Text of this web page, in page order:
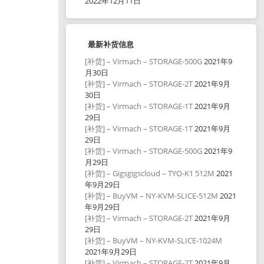
最新补货信息
[补货] – Virmach – STORAGE-500G2021年9
月30日
[补货] – Virmach – STORAGE-2T2021年9月
30日
[补货] – Virmach – STORAGE-1T2021年9月
29日
[补货] – Virmach – STORAGE-1T2021年9月
29日
[补货] – Virmach – STORAGE-500G2021年9
月29日
[补货] – Gigsgigscloud – TYO-K1 512M 2021
年9月29日
[补货] – BuyVM – NY-KVM-SLICE-512M 2021
年9月29日
[补货] – Virmach – STORAGE-2T2021年9月
29日
[补货] – BuyVM – NY-KVM-SLICE-1024M
2021年9月29日